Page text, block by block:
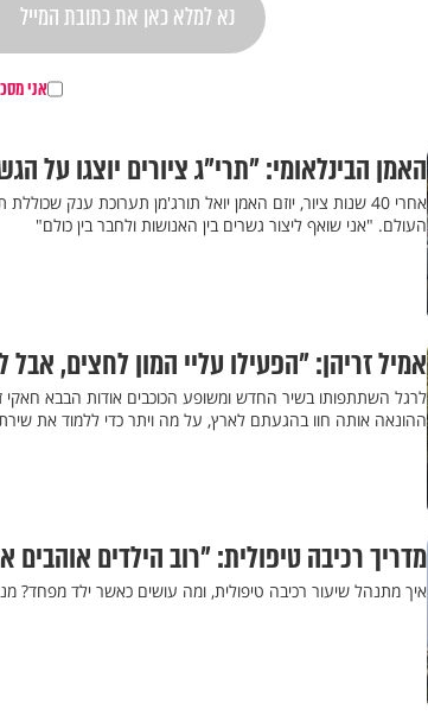
אני
האמן הבינלאומי: "תרי"ג ציורים יוצגו על
אחרי 40 שנות ציור, יוזם האמן יואל תורג'מן תערוכת ענק
העולם. "אני שואף ליצור גשרים בין האנושות ולחבר בין כולם"
אמיל זריהן: "הפעילו עליי המון לחצים,
לרגל השתתפותו בשיר החדש ומשופע הכוכבים אודות הבבא חאקי
ההונאה אותה חוו בהגעתם לארץ, על מה ויתר כדי ללמוד את שירת
מדריך רכיבה טיפולית: "רוב הילדים
איך מתנהל שיעור רכיבה טיפולית, ומה עושים כאשר ילד מפחד?